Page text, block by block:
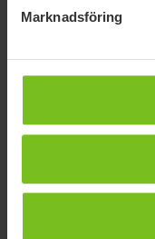
Marknadsföring
armstöden vilket gör